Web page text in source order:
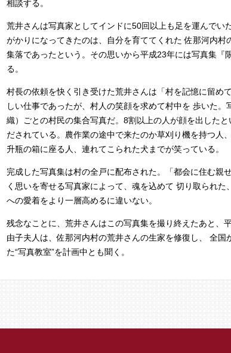
相談する。
荒井さんは写真家としてインドに50回以上も足を運んでい
がかりになってきたのは、自分を育ててくれた 佐那河内
集落であったという。その思いから平成23年には写真集『
る。
村長の依頼を快く引き受けた荒井さんは「村を記憶に留め
しい仕事であったが、村人の笑顔を求めて村中を 歩いた
織）ごとの村民の集合写真だ。8割以上の人が顔を出した
だされている。農作業の途中で来たのか草刈り機を持つ人
升瓶の箱に座る人、連れてこられた犬までが笑っている。
完成した写真集は村の全戸に配布された。「都会に住む親
く思いを寄せる写真家によって、魂を込めて 切り取られ
への愛着をより一層高めるに違いない。
残念なことに、荒井さんはこの写真集を撮り終えたあと、
由子夫人は、佐那河内村の荒井さんの生家を修復し、 全
た“写真教室”を計画中とも聞く。